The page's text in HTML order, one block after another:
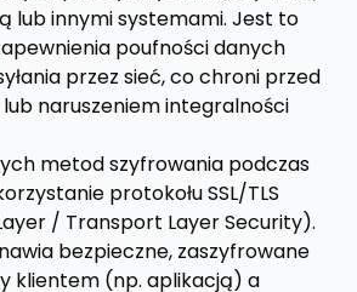
lub innymi systemami. Jest to
poufności danych
przez sieć, co chroni przed
naruszeniem integralności
metod szyfrowania podczas
protokołu SSL/TLS
/ Transport Layer Security).
bezpieczne, zaszyfrowane
klientem (np. aplikacją) a